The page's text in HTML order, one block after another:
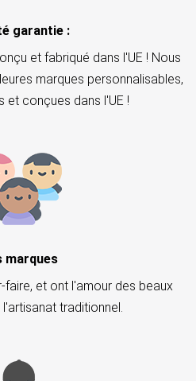
garantie :
et fabriqué dans l'UE ! Nous
marques personnalisables,
et conçues dans l'UE !
marques
et ont l'amour des beaux
traditionnel.